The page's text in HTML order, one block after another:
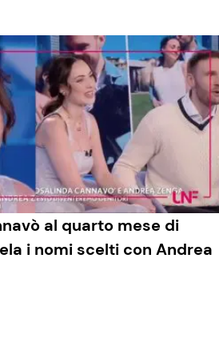
al quarto mese di
i nomi scelti con Andrea